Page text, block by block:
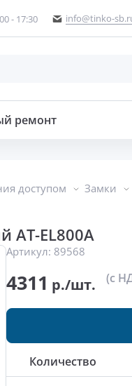
- 17:30 info@tinko-
ремонт
доступом Замки
AT-EL800A
Артикул: 89568
4311 р./шт. (с
Количество